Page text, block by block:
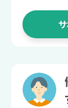
スタ
長く
安定